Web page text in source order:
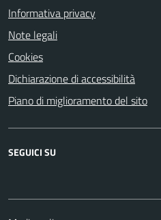
Informativa privacy
Note legali
Cookies
Dichiarazione di accessibilità
Piano di miglioramento del sito
SEGUICI SU